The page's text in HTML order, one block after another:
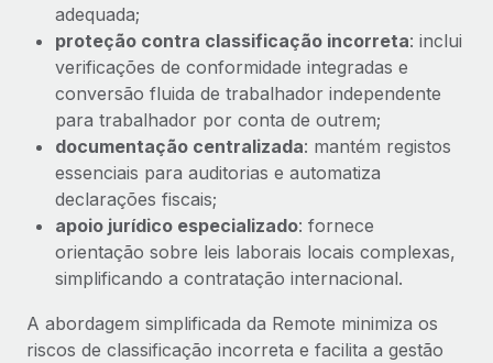
adequada;
proteção contra classificação incorreta: inclui
verificações de conformidade integradas e
conversão fluida de trabalhador independente
para trabalhador por conta de outrem;
documentação centralizada: mantém registos
essenciais para auditorias e automatiza
declarações fiscais;
apoio jurídico especializado: fornece
orientação sobre leis laborais locais complexas,
simplificando a contratação internacional.
A abordagem simplificada da Remote minimiza os
riscos de classificação incorreta e facilita a gestão